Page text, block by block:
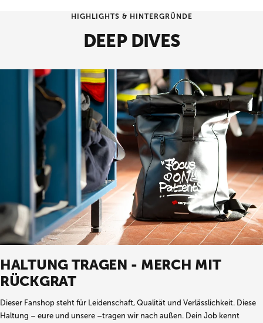
HIGHLIGHTS & HINTERGRÜNDE
DEEP DIVES
HALTUNG TRAGEN - MERCH MIT
RÜCKGRAT
Dieser Fanshop steht für Leidenschaft, Qualität und Verlässlichkeit. Diese
Haltung – eure und unsere –tragen wir nach außen. Dein Job kennt